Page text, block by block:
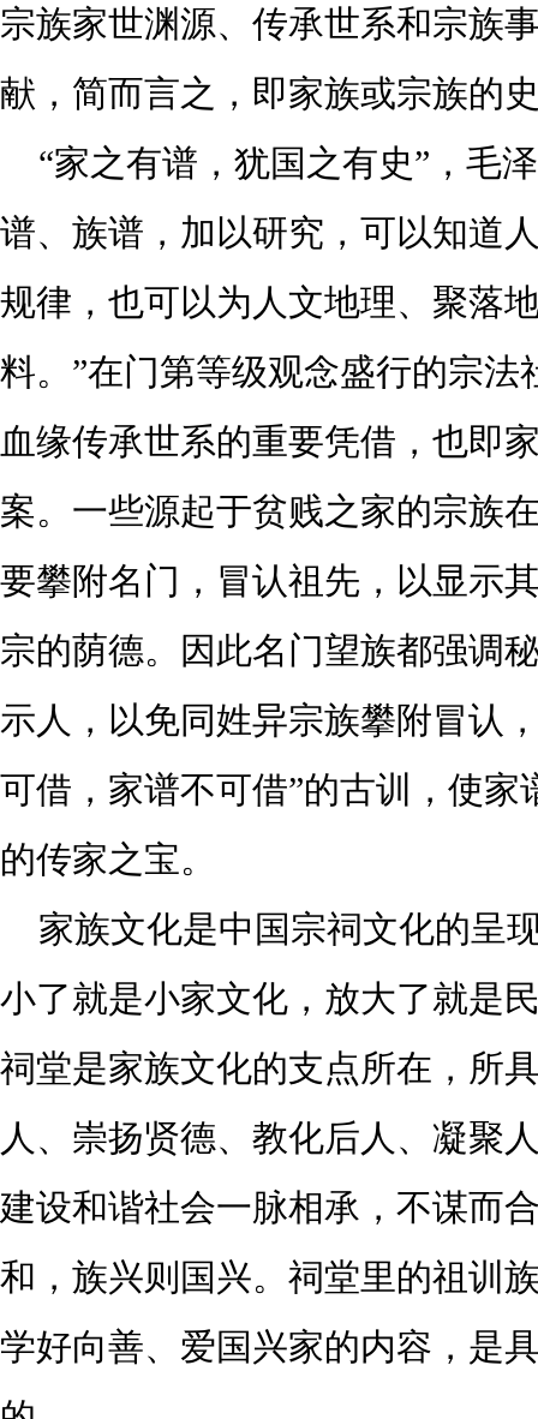
宗族家世渊源、传承世系和宗族
献，简而言之，即家族或宗族的
“家之有谱，犹国之有史”，毛
谱、族谱，加以研究，可以知道
规律，也可以为人文地理、聚落
料。”在门第等级观念盛行的宗法
血缘传承世系的重要凭借，也即
案。一些源起于贫贱之家的宗族
要攀附名门，冒认祖先，以显示
宗的荫德。因此名门望族都强调
示人，以免同姓异宗族攀附冒认
可借，家谱不可借”的古训，使家
的传家之宝。
家族文化是中国宗祠文化的呈
小了就是小家文化，放大了就是
祠堂是家族文化的支点所在，所
人、崇扬贤德、教化后人、凝聚
建设和谐社会一脉相承，不谋而
和，族兴则国兴。祠堂里的祖训
学好向善、爱国兴家的内容，是